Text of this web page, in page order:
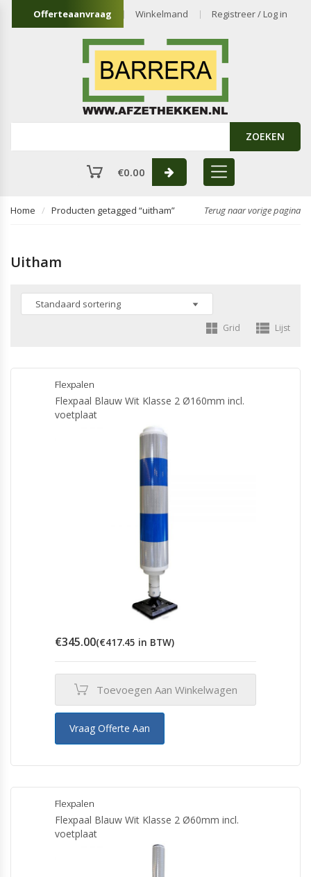
Offerteaanvraag Winkelmand Registreer / Log in
ZOEKEN
€0.00
Home Producten getagged “uitham” Terug naar vorige pagina
Uitham
Grid Lijst
Flexpalen
Flexpaal Blauw Wit Klasse 2 Ø160mm incl.
voetplaat
€345.00(€417.45 in BTW)
Toevoegen Aan Winkelwagen
Vraag Offerte Aan
Flexpalen
Flexpaal Blauw Wit Klasse 2 Ø60mm incl.
voetplaat